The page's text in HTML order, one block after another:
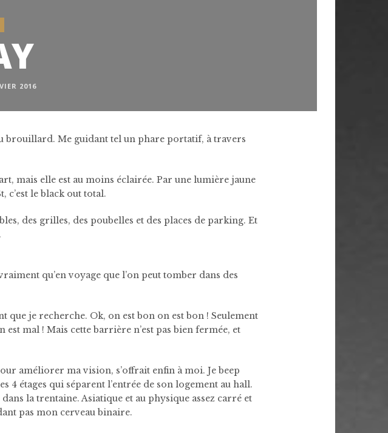
2016
brouillard. Me guidant tel un phare portatif, à travers
mais elle est au moins éclairée. Par une lumière jaune
c’est le black out total.
des grilles, des poubelles et des places de parking. Et
qu’en voyage que l’on peut tomber dans des
je recherche. Ok, on est bon on est bon ! Seulement
mal ! Mais cette barrière n’est pas bien fermée, et
améliorer ma vision, s’offrait enfin à moi. Je beep
4 étages qui séparent l’entrée de son logement au hall.
la trentaine. Asiatique et au physique assez carré et
pas mon cerveau binaire.